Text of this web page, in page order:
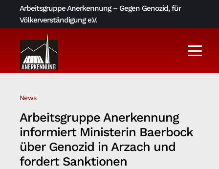
Arbeitsgruppe Anerkennung – Gegen Genozid, für
Völkerverständigung e.V.
Über uns
AGA-Archiv
News
Arbeitsgruppe Anerkennung
informiert Ministerin Baerbock
über Genozid in Arzach und
fordert Sanktionen